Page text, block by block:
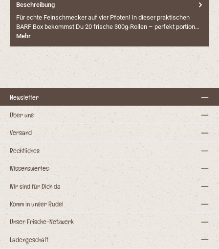
Beschreibung
Für echte Feinschmecker auf vier Pfoten! In dieser praktischen
BARF Box bekommst Du 20 frische 300g-Rollen – perfekt portion…
Mehr
Newsletter
Über uns
Versand
Rechtliches
Wissenswertes
Wir sind für Dich da
Komm in unser Rudel
Unser Frische-Netzwerk
Ladengeschäft